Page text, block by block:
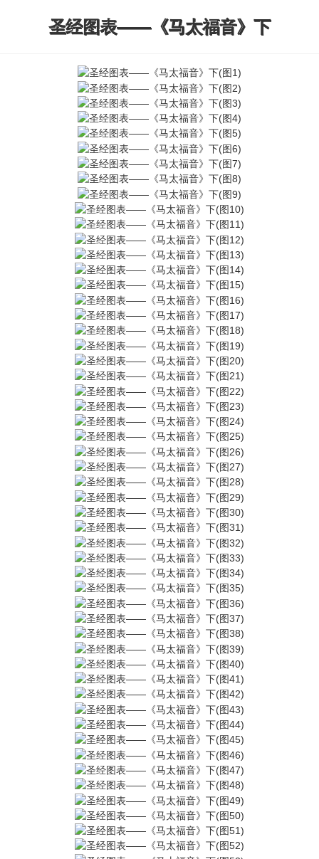
圣经图表——《马太福音》下